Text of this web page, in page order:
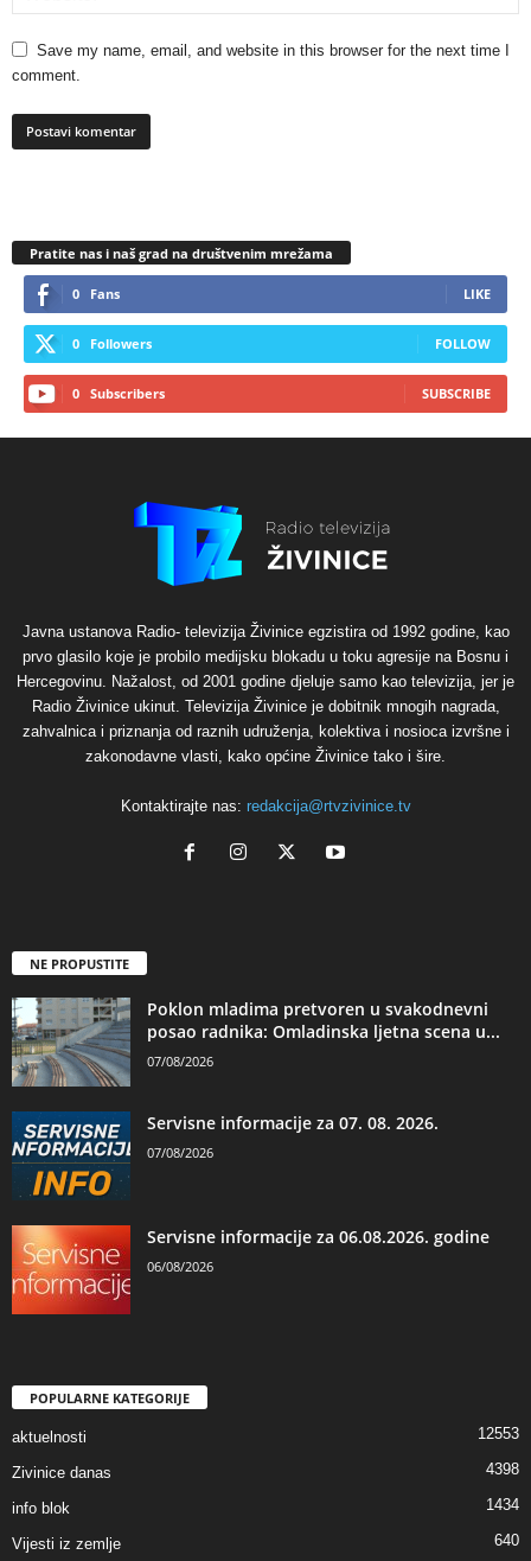
Save my name, email, and website in this browser for the next time I
comment.
Pratite nas i naš grad na društvenim mrežama
0 Fans LIKE
0 Followers FOLLOW
0 Subscribers SUBSCRIBE
Javna ustanova Radio- televizija Živinice egzistira od 1992 godine, kao
prvo glasilo koje je probilo medijsku blokadu u toku agresije na Bosnu i
Hercegovinu. Nažalost, od 2001 godine djeluje samo kao televizija, jer je
Radio Živinice ukinut. Televizija Živinice je dobitnik mnogih nagrada,
zahvalnica i priznanja od raznih udruženja, kolektiva i nosioca izvršne i
zakonodavne vlasti, kako općine Živinice tako i šire.
Kontaktirajte nas: redakcija@rtvzivinice.tv
NE PROPUSTITE
Poklon mladima pretvoren u svakodnevni
posao radnika: Omladinska ljetna scena u...
07/08/2026
Servisne informacije za 07. 08. 2026.
07/08/2026
Servisne informacije za 06.08.2026. godine
06/08/2026
POPULARNE KATEGORIJE
aktuelnosti 12553
Zivinice danas 4398
info blok 1434
Vijesti iz zemlje 640